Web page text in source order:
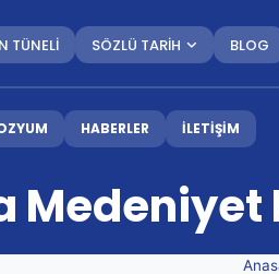
TÜNELİ SÖZLÜ TARİH BLOG
HABERLER İLETİŞİM
Medeniyet